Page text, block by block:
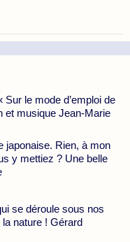
le mode d’emploi de
et musique Jean-Marie
japonaise. Rien, à mon
y mettiez ? Une belle
se déroule sous nos
nature ! Gérard